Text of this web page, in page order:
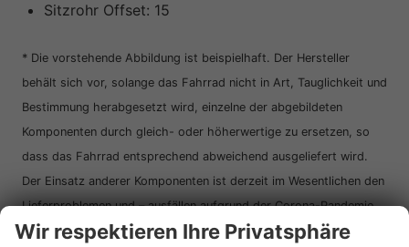
Sitzrohr Offset: 15
* Die vorstehende Abbildung ist beispielhaft. Der Hersteller
behält sich vor, solange das Fahrrad nicht in Art, Tauglichkeit und
Bestimmung herabgesetzt wird, einzelne der abgebildeten
Komponenten durch gleich- oder höherwertige zu ersetzen, so
dass das Fahrrad entsprechend abweichend ausgeliefert wird.
Der Einsatz anderer Komponenten ist derzeit im Wesentlichen den
Lieferproblemen und – ausfällen aufgrund der Corona-Pandemie
geschuldet.
Wir respektieren Ihre Privatsphäre